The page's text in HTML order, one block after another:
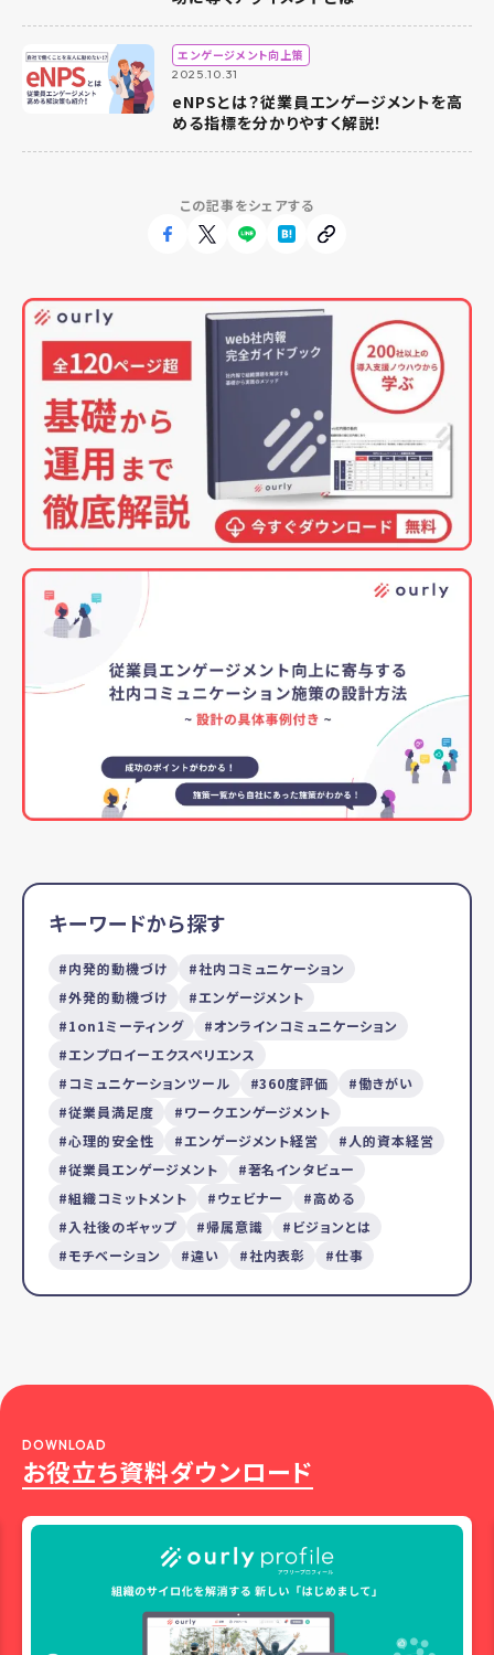
この記事をシェアする
エンゲージメント向上策
2025.10.31
eNPSとは？従業員エンゲージメントを高
める指標を分かりやすく解説！
キーワードから探す
内発的動機づけ
社内コミュニケーション
外発的動機づけ
エンゲージメント
1on1ミーティング
オンラインコミュニケーション
エンプロイーエクスペリエンス
コミュニケーションツール
360度評価
働きがい
従業員満足度
ワークエンゲージメント
心理的安全性
エンゲージメント経営
人的資本経営
従業員エンゲージメント
著名インタビュー
組織コミットメント
ウェビナー
高める
入社後のギャップ
帰属意識
ビジョンとは
モチベーション
違い 社内表彰 仕事
お役立ち資料ダウンロード
DOWNLOAD